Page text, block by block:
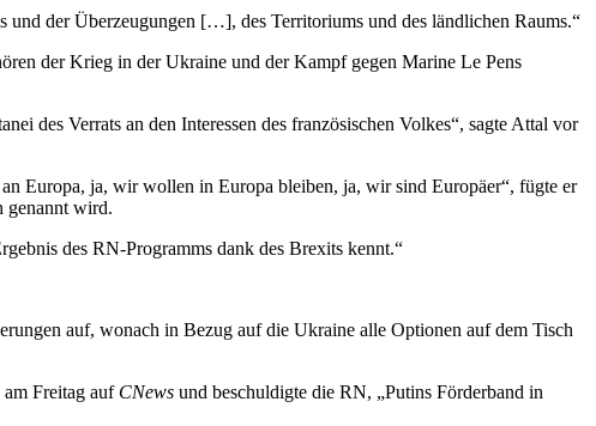
und der Überzeugungen […], des Territoriums und des ländlichen Raums.“
der Krieg in der Ukraine und der Kampf gegen Marine Le Pens
des Verrats an den Interessen des französischen Volkes“, sagte Attal vor
Europa, ja, wir wollen in Europa bleiben, ja, wir sind Europäer“, fügte er
genannt wird.
des RN-Programms dank des Brexits kennt.“
auf, wonach in Bezug auf die Ukraine alle Optionen auf dem Tisch
Freitag auf CNews und beschuldigte die RN, „Putins Förderband in